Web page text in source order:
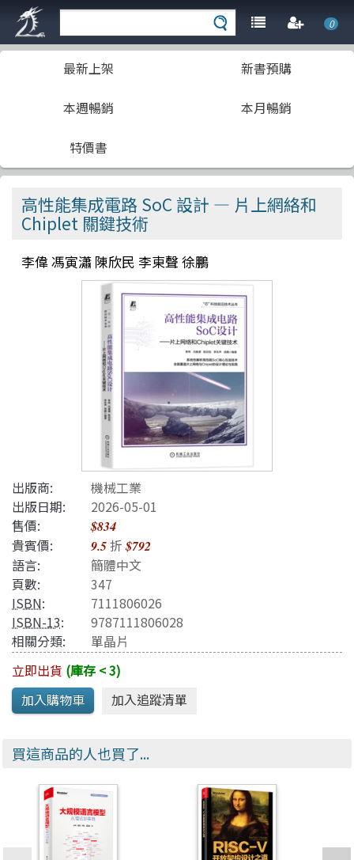
0
最新上架 新書預購
本週暢銷 本月暢銷
特價書
高性能集成電路 SoC 設計 — 片上網絡和
Chiplet 關鍵技術
李偉 馮寅瀟 陳欣民 李東聲 徐鵬
出版商:
機械工業
出版日期:
2026-05-01
售價:
$834
貴賓價: 9.5折$792
語言:
簡體中文
頁數:
347
ISBN:
7111806026
ISBN-13:
9787111806028
相關分類:
單晶片
立即出貨 (庫存 < 3)
買這商品的人也買了...